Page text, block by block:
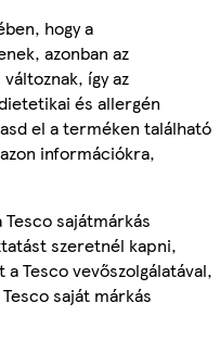
hogy a
azonban az
így az
és allergén
el a terméken található
információkra,
sajátmárkás
szeretnél kapni,
Tesco vevőszolgálatával,
saját márkás